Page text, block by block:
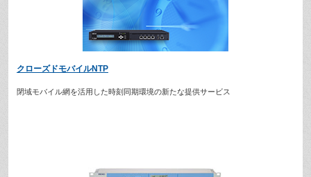
クローズドモバイルNTP
閉域モバイル網を活用した時刻同期環境の新たな提供サービス